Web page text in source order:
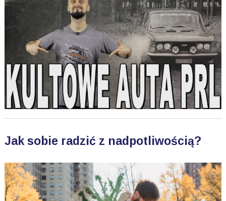
Jak sobie radzić z nadpotliwością?